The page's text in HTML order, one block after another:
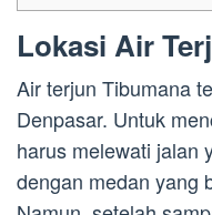
Lokasi Air
Air terjun Tibumana
Denpasar. Untuk
harus melewati jalan
dengan medan yang